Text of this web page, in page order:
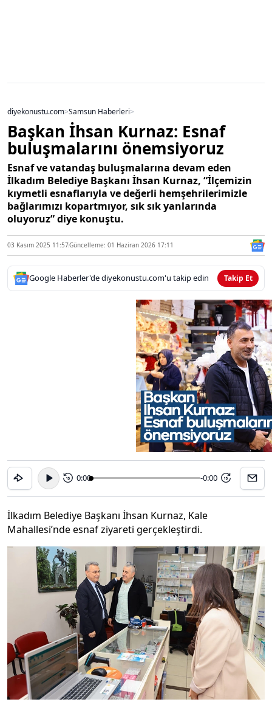
diyekonustu.com>Samsun Haberleri>
Başkan İhsan Kurnaz: Esnaf
buluşmalarını önemsiyoruz
Esnaf ve vatandaş buluşmalarına devam eden
İlkadım Belediye Başkanı İhsan Kurnaz, “İlçemizin
kıymetli esnaflarıyla ve değerli hemşehrilerimizle
bağlarımızı kopartmıyor, sık sık yanlarında
oluyoruz” diye konuştu.
03 Kasım 2025 11:57Güncelleme: 01 Haziran 2026 17:11
Google Haberler'de diyekonustu.com'u takip edin Takip Et
15 0:00 -0:00 15
İlkadım Belediye Başkanı İhsan Kurnaz, Kale
Mahallesi’nde esnaf ziyareti gerçekleştirdi.